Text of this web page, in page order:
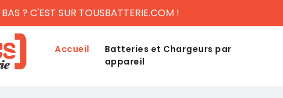
? C'EST SUR TOUSBATTERIE.COM !
Accueil
Batteries et Chargeurs par
appareil